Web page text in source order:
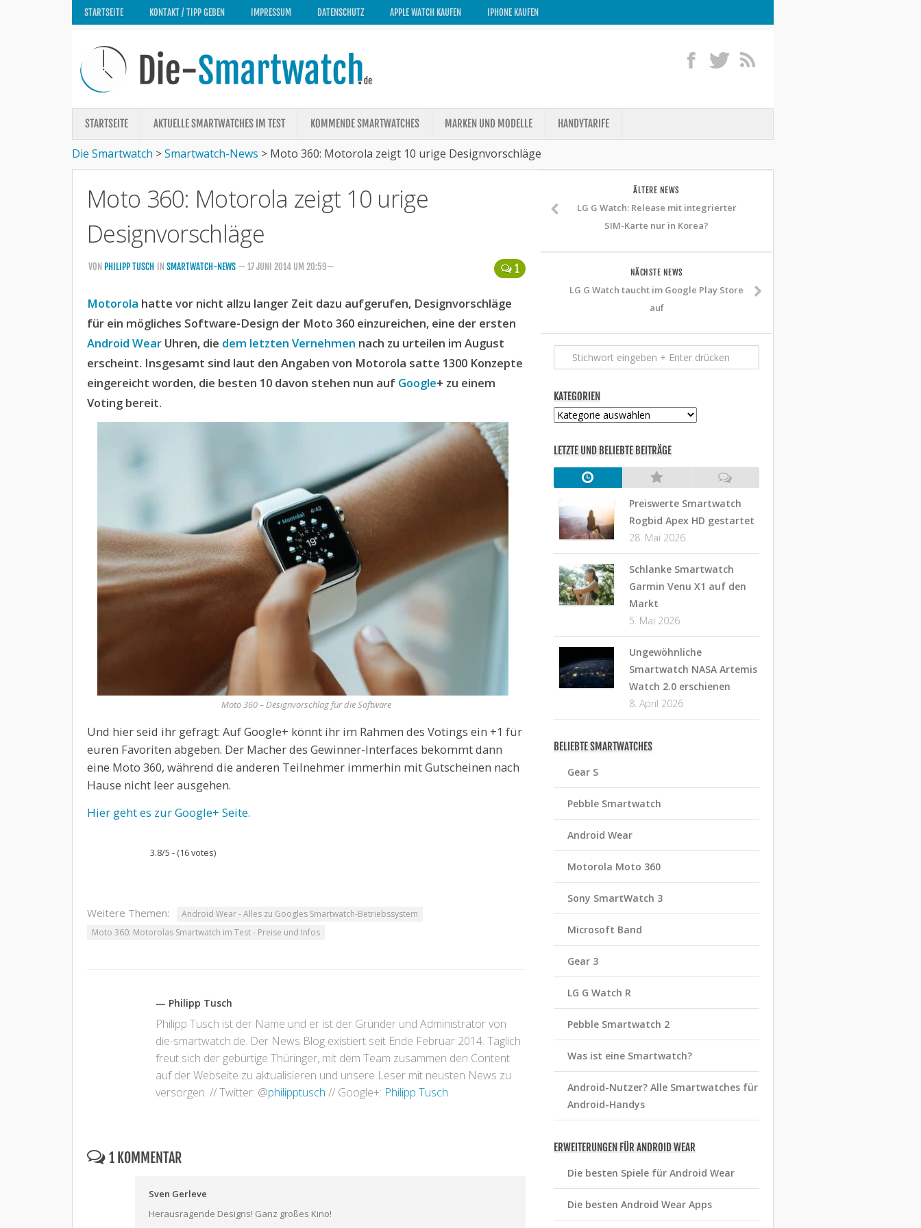
STARTSEITE KONTAKT / TIPP GEBEN IMPRESSUM DATENSCHUTZ APPLE WATCH KAUFEN IPHONE KAUFEN
STARTSEITE AKTUELLE SMARTWATCHES IM TEST KOMMENDE SMARTWATCHES MARKEN UND MODELLE HANDYTARIFE
Die Smartwatch >Smartwatch-News > Moto 360: Motorola zeigt 10 urige Designvorschläge
Moto 360: Motorola zeigt 10 urige
Designvorschläge
1
VON PHILIPP TUSCH IN SMARTWATCH-NEWS — 17 JUNI 2014 UM 20:59—
Motorola hatte vor nicht allzu langer Zeit dazu aufgerufen, Designvorschläge
für ein mögliches Software-Design der Moto 360 einzureichen, eine der ersten
Android Wear Uhren, die dem letzten Vernehmen nach zu urteilen im August
erscheint. Insgesamt sind laut den Angaben von Motorola satte 1300 Konzepte
eingereicht worden, die besten 10 davon stehen nun auf Google+ zu einem
Voting bereit.
Moto 360 – Designvorschlag für die Software
Und hier seid ihr gefragt: Auf Google+ könnt ihr im Rahmen des Votings ein +1 für
euren Favoriten abgeben. Der Macher des Gewinner-Interfaces bekommt dann
eine Moto 360, während die anderen Teilnehmer immerhin mit Gutscheinen nach
Hause nicht leer ausgehen.
Hier geht es zur Google+ Seite.
3.8/5 - (16 votes)
Weitere Themen:
Android Wear - Alles zu Googles Smartwatch-Betriebssystem
Moto 360: Motorolas Smartwatch im Test - Preise und Infos
— Philipp Tusch
Philipp Tusch ist der Name und er ist der Gründer und Administrator von
die-smartwatch.de. Der News Blog existiert seit Ende Februar 2014. Täglich
freut sich der gebürtige Thüringer, mit dem Team zusammen den Content
auf der Webseite zu aktualisieren und unsere Leser mit neusten News zu
versorgen. // Twitter: @philipptusch // Google+: Philipp Tusch
1 KOMMENTAR
Sven Gerleve
Herausragende Designs! Ganz großes Kino!
ÄLTERE NEWS
LG G Watch: Release mit integrierter
SIM-Karte nur in Korea?
NÄCHSTE NEWS
LG G Watch taucht im Google Play Store
auf
KATEGORIEN
Kategorien
LETZTE UND BELIEBTE BEITRÄGE
Preiswerte Smartwatch
Rogbid Apex HD gestartet
28. Mai 2026
Schlanke Smartwatch
Garmin Venu X1 auf den
Markt
5. Mai 2026
Ungewöhnliche
Smartwatch NASA Artemis
Watch 2.0 erschienen
8. April 2026
BELIEBTE SMARTWATCHES
Gear S
Pebble Smartwatch
Android Wear
Motorola Moto 360
Sony SmartWatch 3
Microsoft Band
Gear 3
LG G Watch R
Pebble Smartwatch 2
Was ist eine Smartwatch?
Android-Nutzer? Alle Smartwatches für
Android-Handys
ERWEITERUNGEN FÜR ANDROID WEAR
Die besten Spiele für Android Wear
Die besten Android Wear Apps